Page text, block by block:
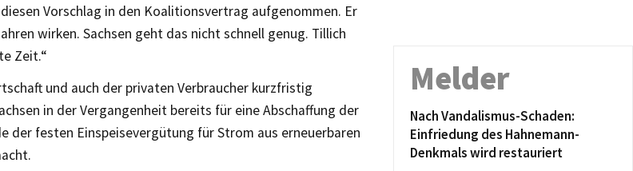
Vorschlag in den Koalitionsvertrag aufgenommen. Er
wirken. Sachsen geht das nicht schnell genug. Tillich
Zeit.“
und auch der privaten Verbraucher kurzfristig
in der Vergangenheit bereits für eine Abschaffung der
der festen Einspeisevergütung für Strom aus erneuerbaren
Melder
Nach Vandalismus-Schaden:
Einfriedung des Hahnemann-
Denkmals wird restauriert